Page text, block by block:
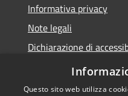
Informativa privacy
Note legali
Dichiarazione di
Dichiarazione di
Questo sito web utilizza